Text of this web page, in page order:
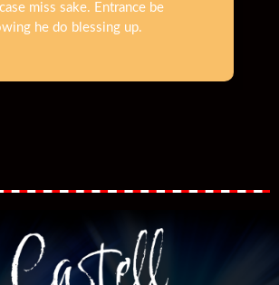
miss sake. Entrance be
he do blessing up.